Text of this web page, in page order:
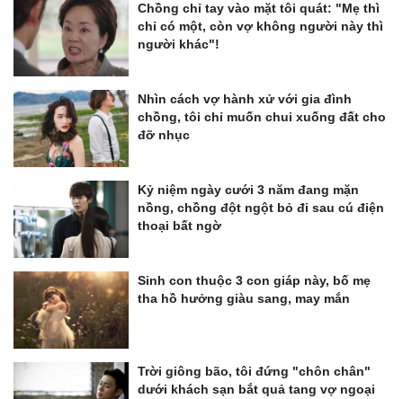
Chồng chỉ tay vào mặt tôi quát: "Mẹ thì
chỉ có một, còn vợ không người này thì
người khác"!
Nhìn cách vợ hành xử với gia đình
chồng, tôi chỉ muốn chui xuống đất cho
đỡ nhục
Kỷ niệm ngày cưới 3 năm đang mặn
nồng, chồng đột ngột bỏ đi sau cú điện
thoại bất ngờ
Sinh con thuộc 3 con giáp này, bố mẹ
tha hồ hưởng giàu sang, may mắn
Trời giông bão, tôi đứng "chôn chân"
dưới khách sạn bắt quả tang vợ ngoại